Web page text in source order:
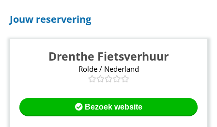
Jouw reservering
Drenthe Fietsverhuur
Rolde / Nederland
Bezoek website